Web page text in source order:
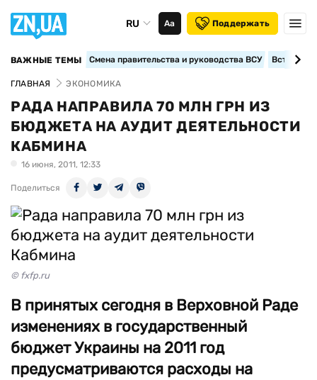
RU Аа Поддержать
ВАЖНЫЕ ТЕМЫ Смена правительства и руководства ВСУ
ГЛАВНАЯ ЭКОНОМИКА
РАДА НАПРАВИЛА 70 МЛН ГРН ИЗ
БЮДЖЕТА НА АУДИТ ДЕЯТЕЛЬНОСТИ
КАБМИНА
16 июня, 2011, 12:33
Поделиться
© fxfp.ru
В принятых сегодня в Верховной Раде
изменениях в государственный
бюджет Украины на 2011 год
предусматриваются расходы на